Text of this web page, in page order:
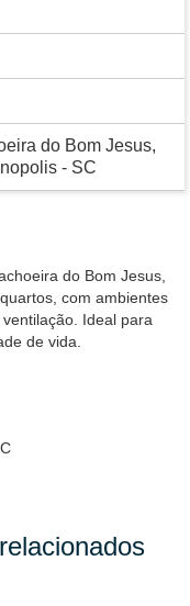
do Bom Jesus,
- SC
do Bom Jesus,
com ambientes
Ideal para
de vida.